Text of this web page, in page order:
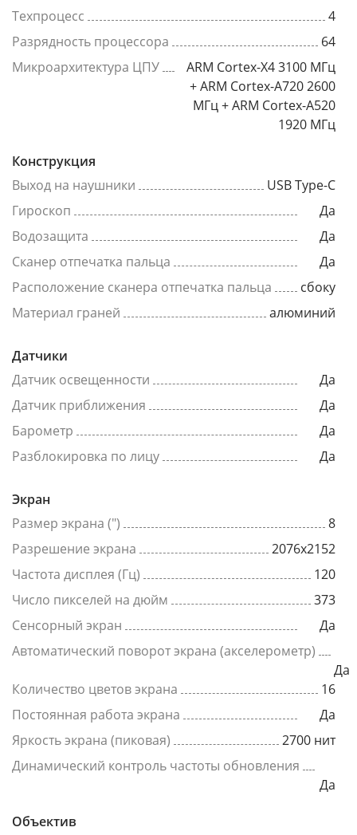
Техпроцесс
4
Разрядность процессора
64
Микроархитектура ЦПУ
ARM Cortex-X4 3100 МГц
+ ARM Cortex-A720 2600
МГц + ARM Cortex-A520
1920 МГц
Конструкция
Выход на наушники
USB Type-C
Гироскоп
Да
Водозащита
Да
Сканер отпечатка пальца
Да
Расположение сканера отпечатка пальца
сбоку
Материал граней
алюминий
Датчики
Датчик освещенности
Да
Датчик приближения
Да
Барометр
Да
Разблокировка по лицу
Да
Экран
Размер экрана (")
8
Разрешение экрана
2076x2152
Частота дисплея (Гц)
120
Число пикселей на дюйм
373
Сенсорный экран
Да
Автоматический поворот экрана (акселерометр)
Да
Количество цветов экрана
16
Постоянная работа экрана
Да
Яркость экрана (пиковая)
2700 нит
Динамический контроль частоты обновления
Да
Объектив